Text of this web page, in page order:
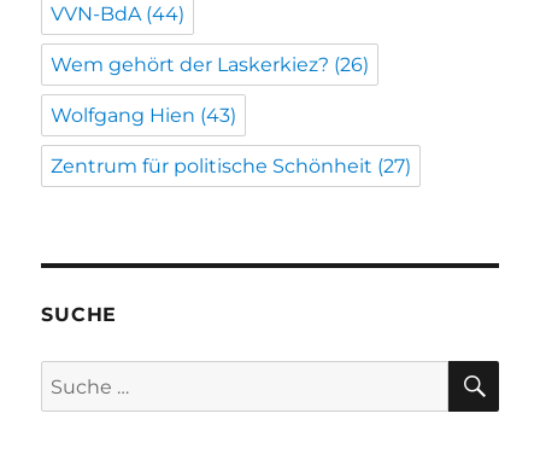
VVN-BdA (44)
Wem gehört der Laskerkiez? (26)
Wolfgang Hien (43)
Zentrum für politische Schönheit (27)
SUCHE
Suche
nach: